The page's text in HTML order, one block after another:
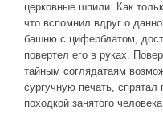
церковные шпили. Как
что вспомнил вдруг о
башню с циферблатом,
повертел его в руках.
тайным соглядатаям
сургучную печать, спрятал
походкой занятого